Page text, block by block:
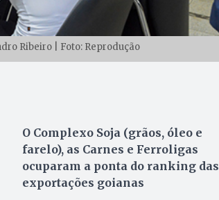
Ribeiro | Foto: Reprodução
O Complexo Soja (grãos, óleo e
farelo), as Carnes e Ferroligas
ocuparam a ponta do ranking das
exportações goianas